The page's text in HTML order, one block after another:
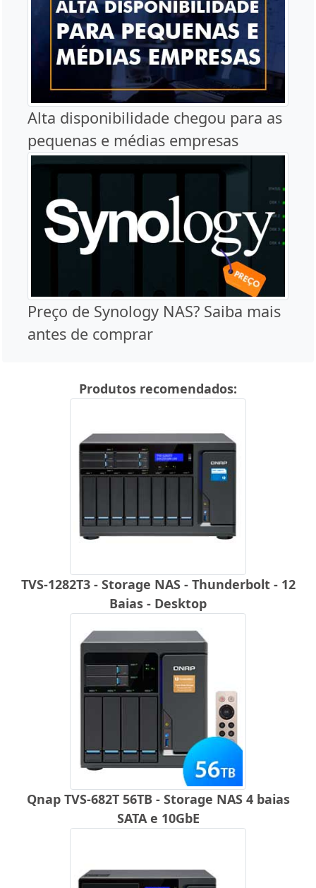
Alta disponibilidade chegou para as
pequenas e médias empresas
Preço de Synology NAS? Saiba mais
antes de comprar
Produtos recomendados:
TVS-1282T3 - Storage NAS - Thunderbolt - 12
Baias - Desktop
Qnap TVS-682T 56TB - Storage NAS 4 baias
SATA e 10GbE